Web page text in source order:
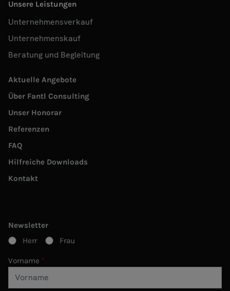
Unsere Leistungen
Unternehmensverkauf
Unternehmenskauf
Beratung und Begleitung
Aktuelle Angebote
Über Fantl Consulting
Unser Honorar
Referenzen
FAQ
Hilfreiche Downloads
Kontakt
Newsletter
Herr
Frau
Vorname